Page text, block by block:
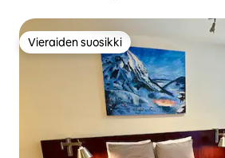
Vieraiden suosikki
Vieraiden suosikki